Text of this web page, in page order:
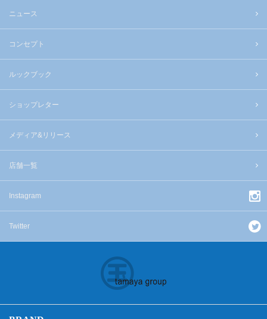
ニュース
コンセプト
ルックブック
ショップレター
メディア&リリース
店舗一覧
Instagram
Twitter